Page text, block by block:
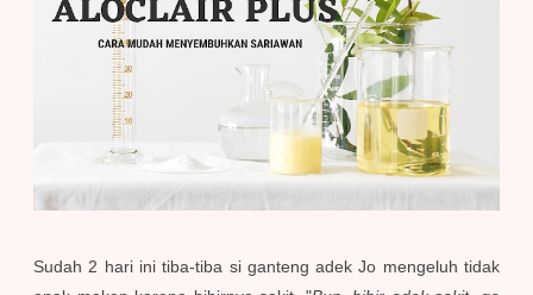
Sudah 2 hari ini tiba-tiba si ganteng adek Jo mengeluh tidak